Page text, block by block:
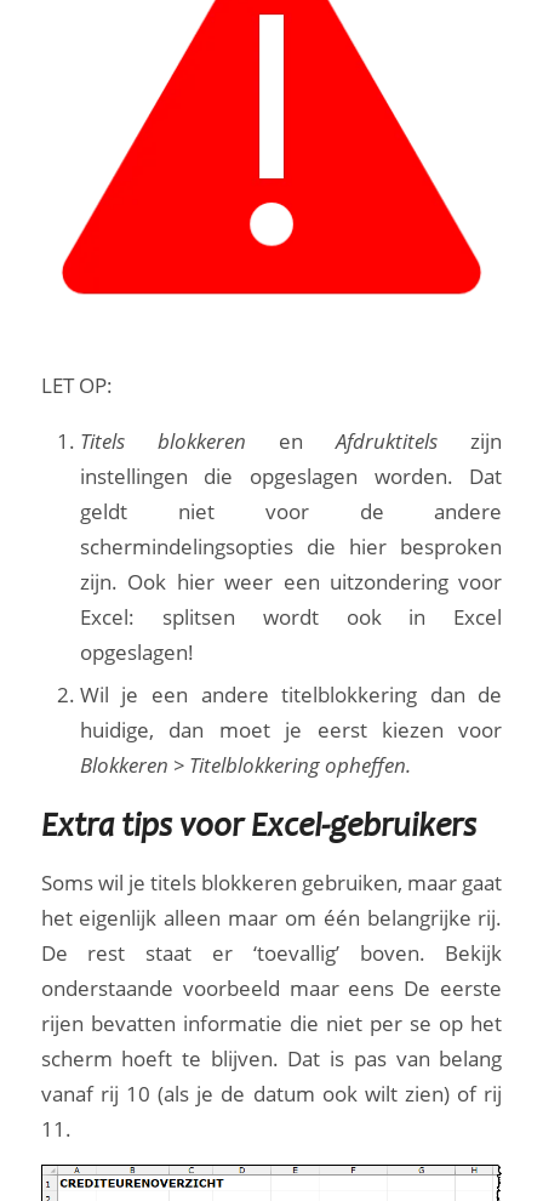
LET OP:
Titels blokkeren enAfdruktitels zijn
instellingen die opgeslagen worden. Dat
geldt niet voor de andere
schermindelingsopties die hier besproken
zijn. Ook hier weer een uitzondering voor
Excel: splitsen wordt ook in Excel
opgeslagen!
Wil je een andere titelblokkering dan de
huidige, dan moet je eerst kiezen voor
Blokkeren > Titelblokkering opheffen.
Extra tips voor Excel-gebruikers
Soms wil je titels blokkeren gebruiken, maar gaat
het eigenlijk alleen maar om één belangrijke rij.
De rest staat er ‘toevallig’ boven. Bekijk
onderstaande voorbeeld maar eens De eerste
rijen bevatten informatie die niet per se op het
scherm hoeft te blijven. Dat is pas van belang
vanaf rij 10 (als je de datum ook wilt zien) of rij
11.